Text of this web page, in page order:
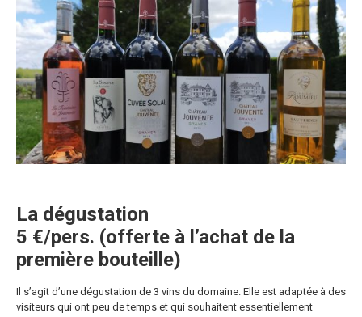
La dégustation
5 €/pers. (offerte à l’achat de la
première bouteille)
Il s’agit d’une dégustation de 3 vins du domaine. Elle est adaptée à des
visiteurs qui ont peu de temps et qui souhaitent essentiellement